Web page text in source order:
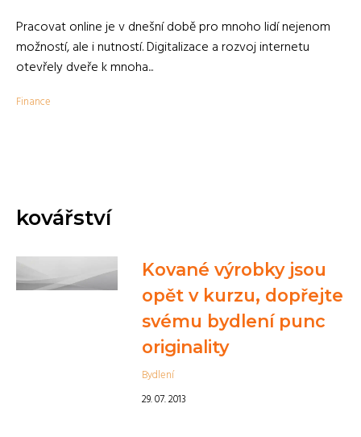
Pracovat online je v dnešní době pro mnoho lidí nejenom
možností, ale i nutností. Digitalizace a rozvoj internetu
otevřely dveře k mnoha...
Finance
kovářství
Kované výrobky jsou
opět v kurzu, dopřejte
svému bydlení punc
originality
Bydlení
29. 07. 2013